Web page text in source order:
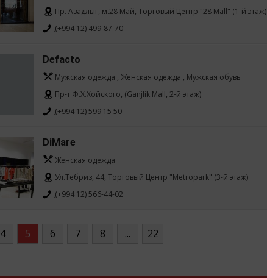
Пр. Азадлыг, м.28 Май, Торговый Центр "28 Mall" (1-й этаж)
(+994 12) 499-87-70
Defacto
Мужская одежда , Женская одежда , Мужская обувь
Пр-т Ф.Х.Хойского, (Ganjlik Mall, 2-й этаж)
(+994 12) 599 15 50
DiMare
Женская одежда
Ул.Тебриз, 44, Торговый Центр "Metropark" (3-й этаж)
(+994 12) 566-44-02
4 5 6 7 8 ... 22